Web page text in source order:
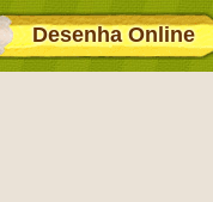
Desenha Online